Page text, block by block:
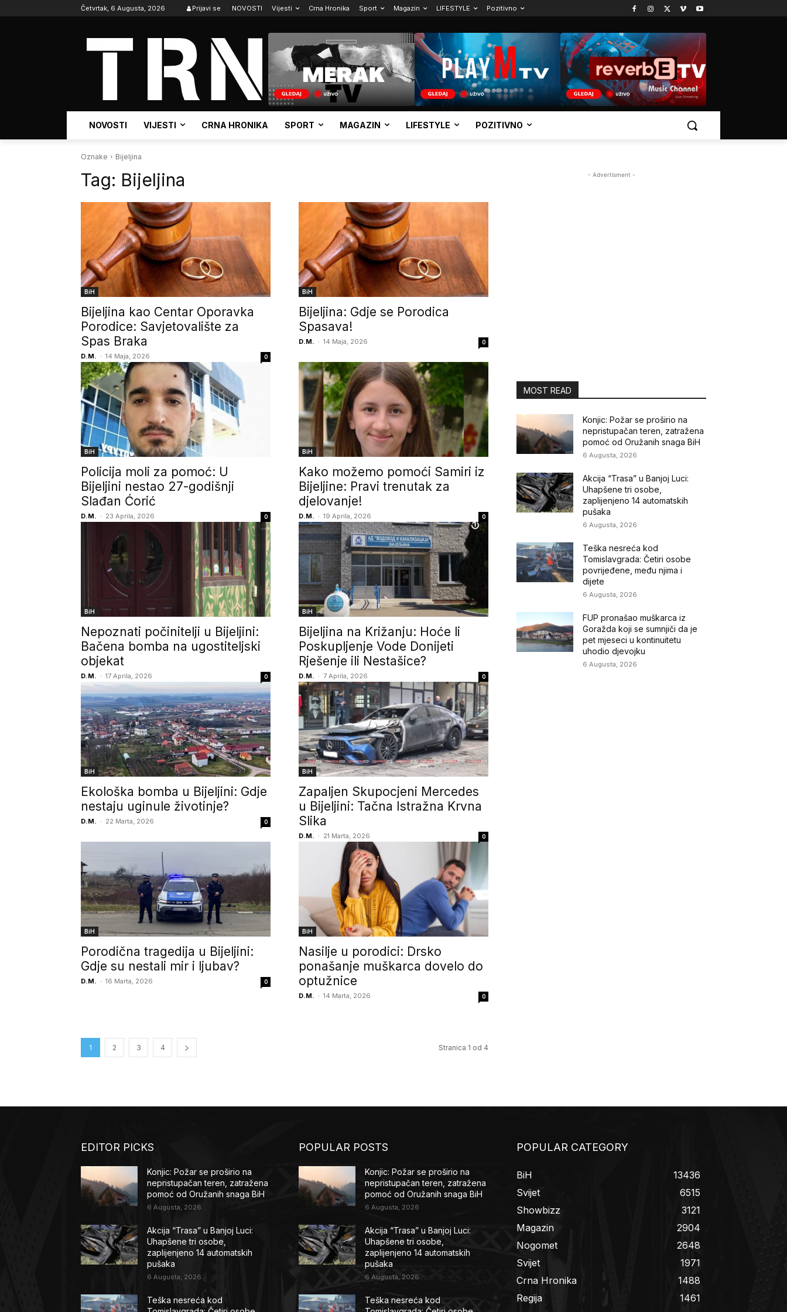
Četvrtak, 6 Augusta, 2026 Prijavi se NOVOSTI Vijesti Crna Hronika Sport Magazin LIFESTYLE Pozitivno
NOVOSTI VIJESTI CRNA HRONIKA SPORT MAGAZIN LIFESTYLE POZITIVNO
Oznake Bijeljina
Tag: Bijeljina
BiH
Bijeljina kao Centar Oporavka
Porodice: Savjetovalište za
Spas Braka
D.M. - 14 Maja, 2026 0
BiH
Bijeljina: Gdje se Porodica
Spasava!
D.M. - 14 Maja, 2026 0
BiH
Policija moli za pomoć: U
Bijeljini nestao 27-godišnji
Slađan Ćorić
D.M. - 23 Aprila, 2026 0
BiH
Kako možemo pomoći Samiri iz
Bijeljine: Pravi trenutak za
djelovanje!
D.M. - 19 Aprila, 2026 0
BiH
Nepoznati počinitelji u Bijeljini:
Bačena bomba na ugostiteljski
objekat
D.M. - 17 Aprila, 2026 0
BiH
Bijeljina na Križanju: Hoće li
Poskupljenje Vode Donijeti
Rješenje ili Nestašice?
D.M. - 7 Aprila, 2026 0
BiH
Ekološka bomba u Bijeljini: Gdje
nestaju uginule životinje?
D.M. - 22 Marta, 2026 0
BiH
Zapaljen Skupocjeni Mercedes
u Bijeljini: Tačna Istražna Krvna
Slika
D.M. - 21 Marta, 2026 0
BiH
Porodična tragedija u Bijeljini:
Gdje su nestali mir i ljubav?
D.M. - 16 Marta, 2026 0
BiH
Nasilje u porodici: Drsko
ponašanje muškarca dovelo do
optužnice
D.M. - 14 Marta, 2026 0
1 2 3 4 Stranica 1 od 4
- Advertisment -
MOST READ
Konjic: Požar se proširio na
nepristupačan teren, zatražena
pomoć od Oružanih snaga BiH
6 Augusta, 2026
Akcija “Trasa” u Banjoj Luci:
Uhapšene tri osobe,
zaplijenjeno 14 automatskih
pušaka
6 Augusta, 2026
Teška nesreća kod
Tomislavgrada: Četiri osobe
povrijeđene, među njima i
dijete
6 Augusta, 2026
FUP pronašao muškarca iz
Goražda koji se sumnjiči da je
pet mjeseci u kontinuitetu
uhodio djevojku
6 Augusta, 2026
EDITOR PICKS
Konjic: Požar se proširio na
nepristupačan teren, zatražena
pomoć od Oružanih snaga BiH
6 Augusta, 2026
Akcija “Trasa” u Banjoj Luci:
Uhapšene tri osobe,
zaplijenjeno 14 automatskih
pušaka
6 Augusta, 2026
Teška nesreća kod
POPULAR POSTS
Konjic: Požar se proširio na
nepristupačan teren, zatražena
pomoć od Oružanih snaga BiH
6 Augusta, 2026
Akcija “Trasa” u Banjoj Luci:
Uhapšene tri osobe,
zaplijenjeno 14 automatskih
pušaka
6 Augusta, 2026
Teška nesreća kod
POPULAR CATEGORY
BiH
13436
Svijet
6515
Showbizz
3121
Magazin
2904
Nogomet
2648
Svijet
1971
Crna Hronika
1488
Regija
1461